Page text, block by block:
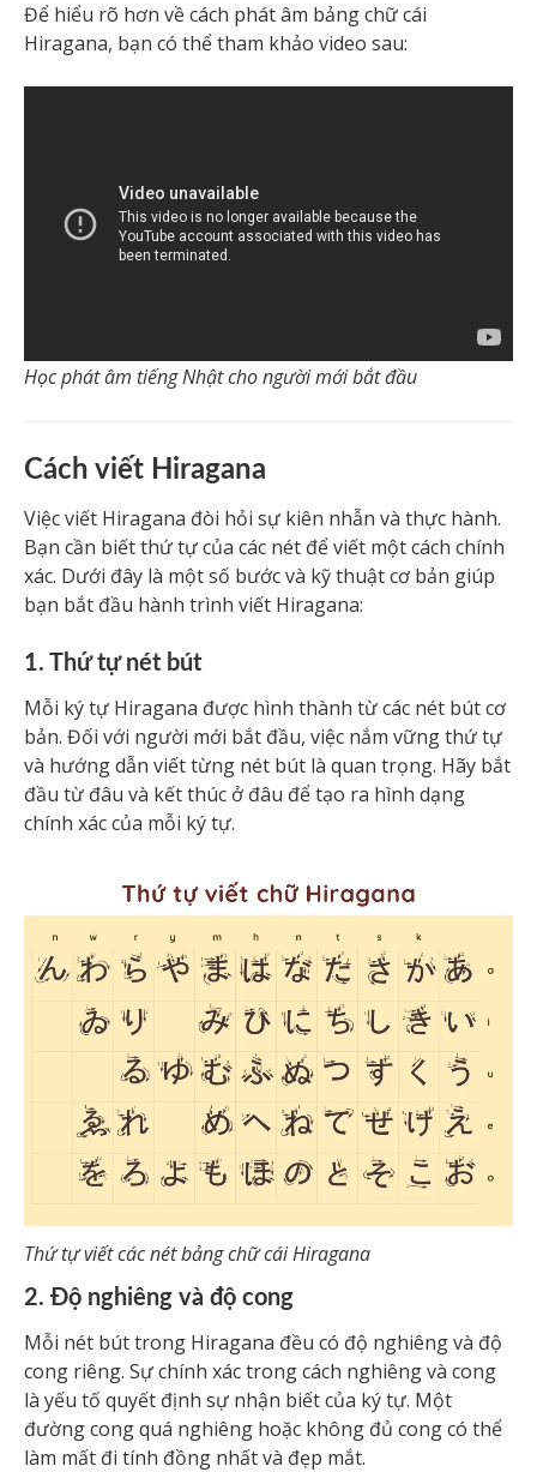
Để hiểu rõ hơn về cách phát âm bảng chữ cái
Hiragana, bạn có thể tham khảo video sau:
Học phát âm tiếng Nhật cho người mới bắt đầu
Cách viết Hiragana
Việc viết Hiragana đòi hỏi sự kiên nhẫn và thực hành.
Bạn cần biết thứ tự của các nét để viết một cách chính
xác. Dưới đây là một số bước và kỹ thuật cơ bản giúp
bạn bắt đầu hành trình viết Hiragana:
1. Thứ tự nét bút
Mỗi ký tự Hiragana được hình thành từ các nét bút cơ
bản. Đối với người mới bắt đầu, việc nắm vững thứ tự
và hướng dẫn viết từng nét bút là quan trọng. Hãy bắt
đầu từ đâu và kết thúc ở đâu để tạo ra hình dạng
chính xác của mỗi ký tự.
Thứ tự viết các nét bảng chữ cái Hiragana
2. Độ nghiêng và độ cong
Mỗi nét bút trong Hiragana đều có độ nghiêng và độ
cong riêng. Sự chính xác trong cách nghiêng và cong
là yếu tố quyết định sự nhận biết của ký tự. Một
đường cong quá nghiêng hoặc không đủ cong có thể
làm mất đi tính đồng nhất và đẹp mắt.